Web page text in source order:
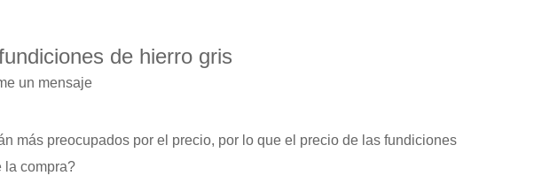
de hierro gris
un mensaje
más preocupados por el precio, por lo que el precio de las fundiciones
la compra?